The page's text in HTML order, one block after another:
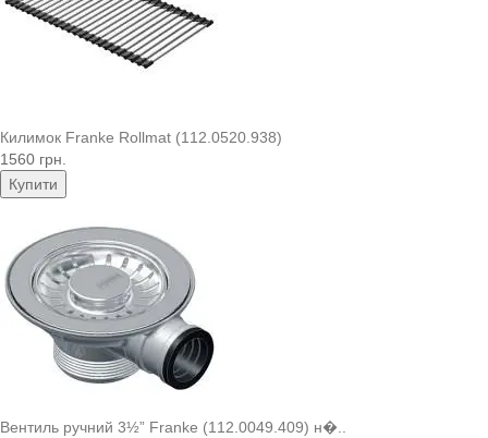
Килимок Franke Rollmat (112.0520.938)
1560 грн.
Купити
Вентиль ручний 3½” Franke (112.0049.409) н�..